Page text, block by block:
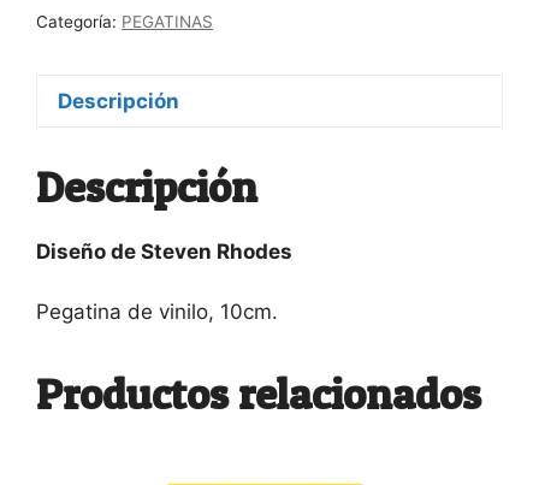
Categoría: PEGATINAS
Descripción
Descripción
Diseño de Steven Rhodes
Pegatina de vinilo, 10cm.
Productos relacionados